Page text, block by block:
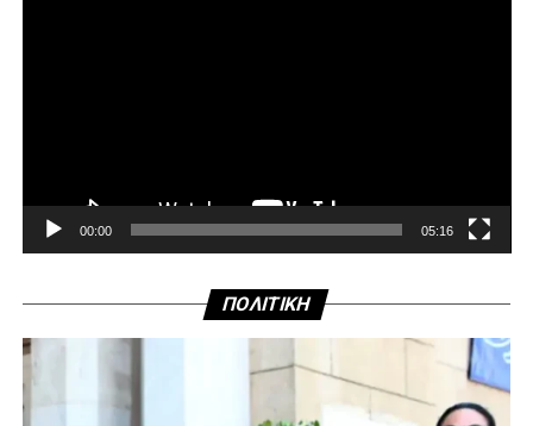
00:00 05:16
ΠΟΛΙΤΙΚΗ